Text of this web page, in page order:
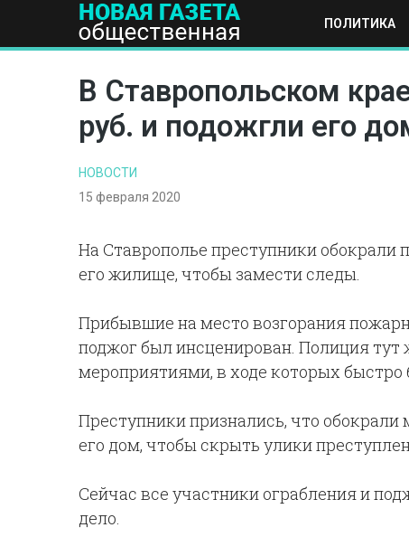
ПОЛИТИКА
ПОЛИТИКА ОБЩЕСТВО ЭКОНОМИКА НАУКА И
В Ставропольском
руб. и подожгли его
НОВОСТИ
15 февраля 2020
На Ставрополье преступники обокрали
его жилище, чтобы замести следы.
Прибывшие на место возгорания
поджог был инсценирован. Полиция
мероприятиями, в ходе которых
Преступники признались, что
его дом, чтобы скрыть улики
Сейчас все участники ограбления и
дело.